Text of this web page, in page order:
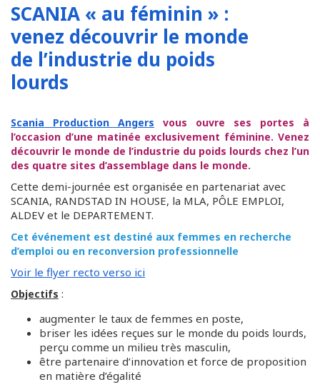
SCANIA « au féminin » :
venez découvrir le monde
de l’industrie du poids
lourds
Scania Production Angers vous ouvre ses portes à
l’occasion d’une matinée exclusivement féminine. Venez
découvrir le monde de l’industrie du poids lourds chez l’un
des quatre sites d’assemblage dans le monde.
Cette demi-journée est organisée en partenariat avec
SCANIA, RANDSTAD IN HOUSE, la MLA, PÔLE EMPLOI,
ALDEV et le DEPARTEMENT.
Cet événement est destiné aux femmes en recherche
d’emploi ou en reconversion professionnelle
Voir le flyer recto verso ici
Objectifs :
augmenter le taux de femmes en poste,
briser les idées reçues sur le monde du poids lourds,
perçu comme un milieu très masculin,
être partenaire d’innovation et force de proposition
en matière d’égalité